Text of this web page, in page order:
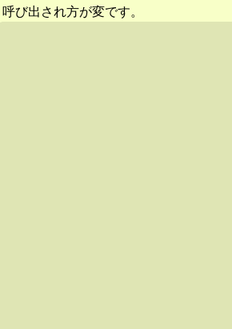
呼び出され方が変です。